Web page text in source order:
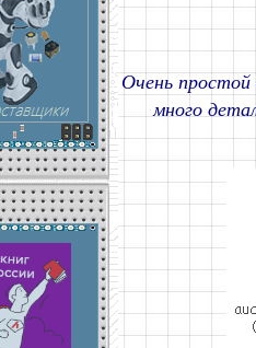
Очень простой
много